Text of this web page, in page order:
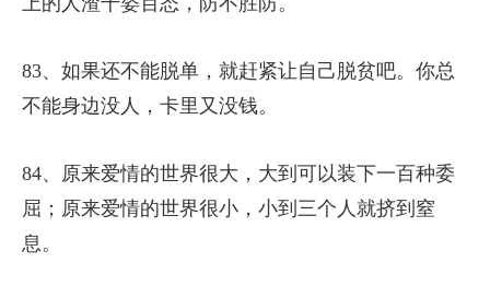
83、如果还不能脱单，就赶紧让自己脱贫吧。你总
不能身边没人，卡里又没钱。
84、原来爱情的世界很大，大到可以装下一百种委
屈；原来爱情的世界很小，小到三个人就挤到窒
息。